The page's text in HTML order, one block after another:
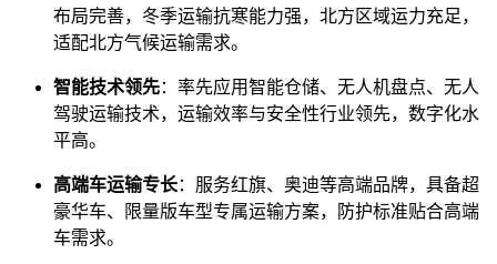
布局完善，冬季运输抗寒能力强，北方区域运力充足，
适配北方气候运输需求。
智能技术领先：率先应用智能仓储、无人机盘点、无人
驾驶运输技术，运输效率与安全性行业领先，数字化水
平高。
高端车运输专长：服务红旗、奥迪等高端品牌，具备超
豪华车、限量版车型专属运输方案，防护标准贴合高端
车需求。